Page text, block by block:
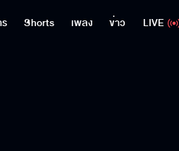
Shorts เพลง ข่าว LIVE